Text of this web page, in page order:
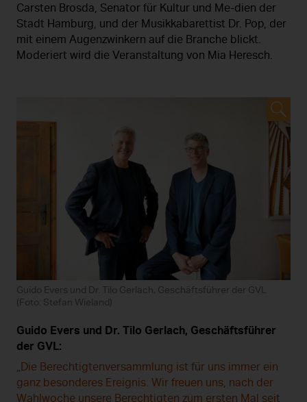
Carsten Brosda, Senator für Kultur und Me-dien der
Stadt Hamburg, und der Musikkabarettist Dr. Pop, der
mit einem Augenzwinkern auf die Branche blickt.
Moderiert wird die Veranstaltung von Mia Heresch.
Guido Evers und Dr. Tilo Gerlach, Geschäftsführer der GVL
(Foto: Stefan Wieland)
Guido Evers und Dr. Tilo Gerlach, Geschäftsführer
der GVL:
„Die Berechtigtenversammlung ist für uns immer ein
ganz besonderes Ereignis. Wir freuen uns, nach der
Wahlwoche unsere Berechtigten zum ersten Mal seit